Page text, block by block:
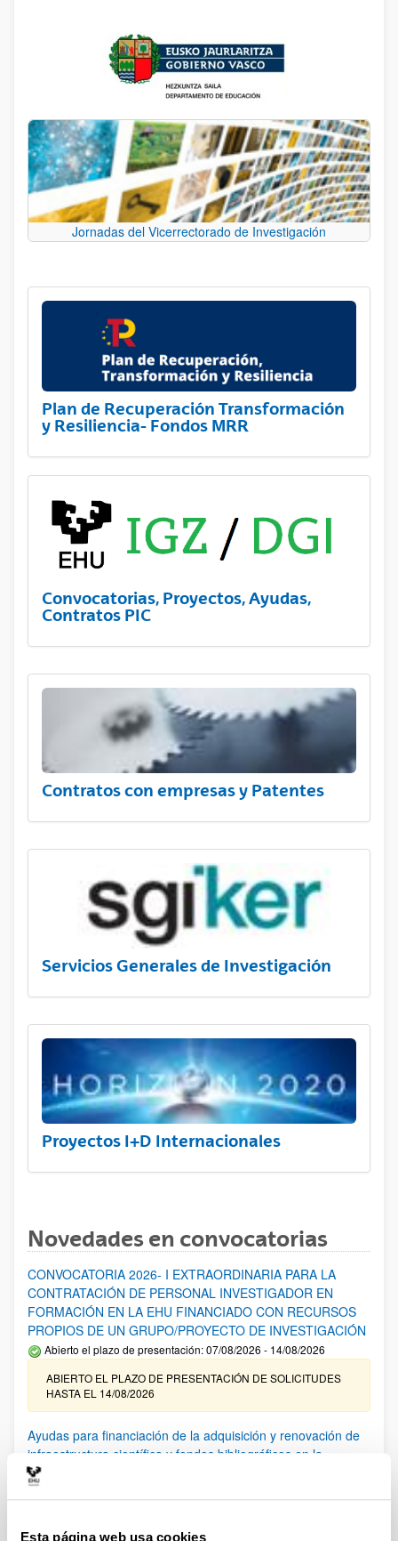
Esta página web usa cookies
Jornadas del Vicerrectorado de Investigación
Plan de Recuperación Transformación
y Resiliencia- Fondos MRR
Convocatorias, Proyectos, Ayudas,
Contratos PIC
Contratos con empresas y Patentes
Servicios Generales de Investigación
Proyectos I+D Internacionales
Novedades en convocatorias
CONVOCATORIA 2026- I EXTRAORDINARIA PARA LA
CONTRATACIÓN DE PERSONAL INVESTIGADOR EN
FORMACIÓN EN LA EHU FINANCIADO CON RECURSOS
PROPIOS DE UN GRUPO/PROYECTO DE INVESTIGACIÓN
Abierto el plazo de presentación: 07/08/2026 - 14/08/2026
ABIERTO EL PLAZO DE PRESENTACIÓN DE SOLICITUDES
HASTA EL 14/08/2026
Ayudas para financiación de la adquisición y renovación de
infraestructura científica y fondos bibliográficos en la
UPV/EHU 2026
solicitudes admitidas y excluidas. 23/03/2026: Relación